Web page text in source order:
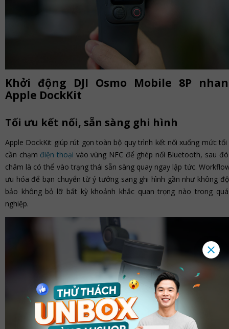
Khởi động DJI Osmo Mobile 8P
Apple DockKit
Tối ưu kết nối, sẵn sàng ghi hình
Apple DockKit giúp rút gọn toàn bộ quy trình kết nối xuống mức tối
cần chạm điện thoại vào vùng NFC để ghép nối Bluetooth, sau
châm là có thể vào trạng thái sẵn sàng quay ngay lập tức.
ưu hóa để bạn chuyển từ ý tưởng sang ghi hình gần như không
bảo không bỏ lỡ bất kỳ khoảnh khắc quan trọng nào trong
nghiệp.